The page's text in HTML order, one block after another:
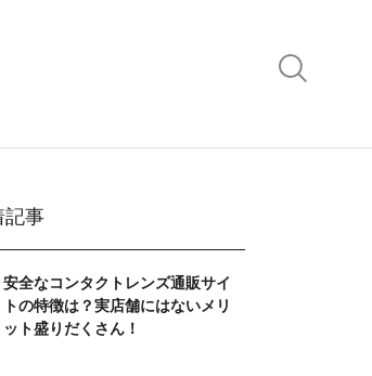
記事
安全なコンタクトレンズ通販サイ
トの特徴は？実店舗にはないメリ
ット盛りだくさん！